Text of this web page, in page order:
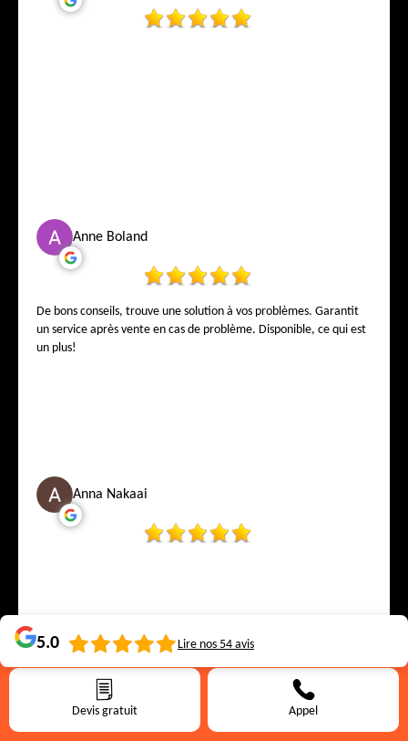
Devis gratuit Appel
Anne Boland
De bons conseils, trouve une solution à vos problèmes. Garantit
un service après vente en cas de problème. Disponible, ce qui est
un plus!
Anna Nakaai
5.0 Lire nos 54 avis